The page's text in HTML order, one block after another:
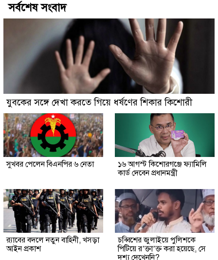
সর্বশেষ সংবাদ
যুবকের সঙ্গে দেখা করতে গিয়ে ধর্ষণের শিকার কিশোরী
সুখবর পেলেন বিএনপির ৬ নেতা
১৬ আগস্ট কিশোরগঞ্জে ফ্যামিলি
কার্ড দেবেন প্রধানমন্ত্রী
র‍্যাবের বদলে নতুন বাহিনী, খসড়া
আইন প্রকাশ
চব্বিশের জুলাইয়ে পুলিশকে
পিটিয়ে র’ক্তা’ক্ত করা হয়েছে, সে
দৃশ্য দেখেননি?